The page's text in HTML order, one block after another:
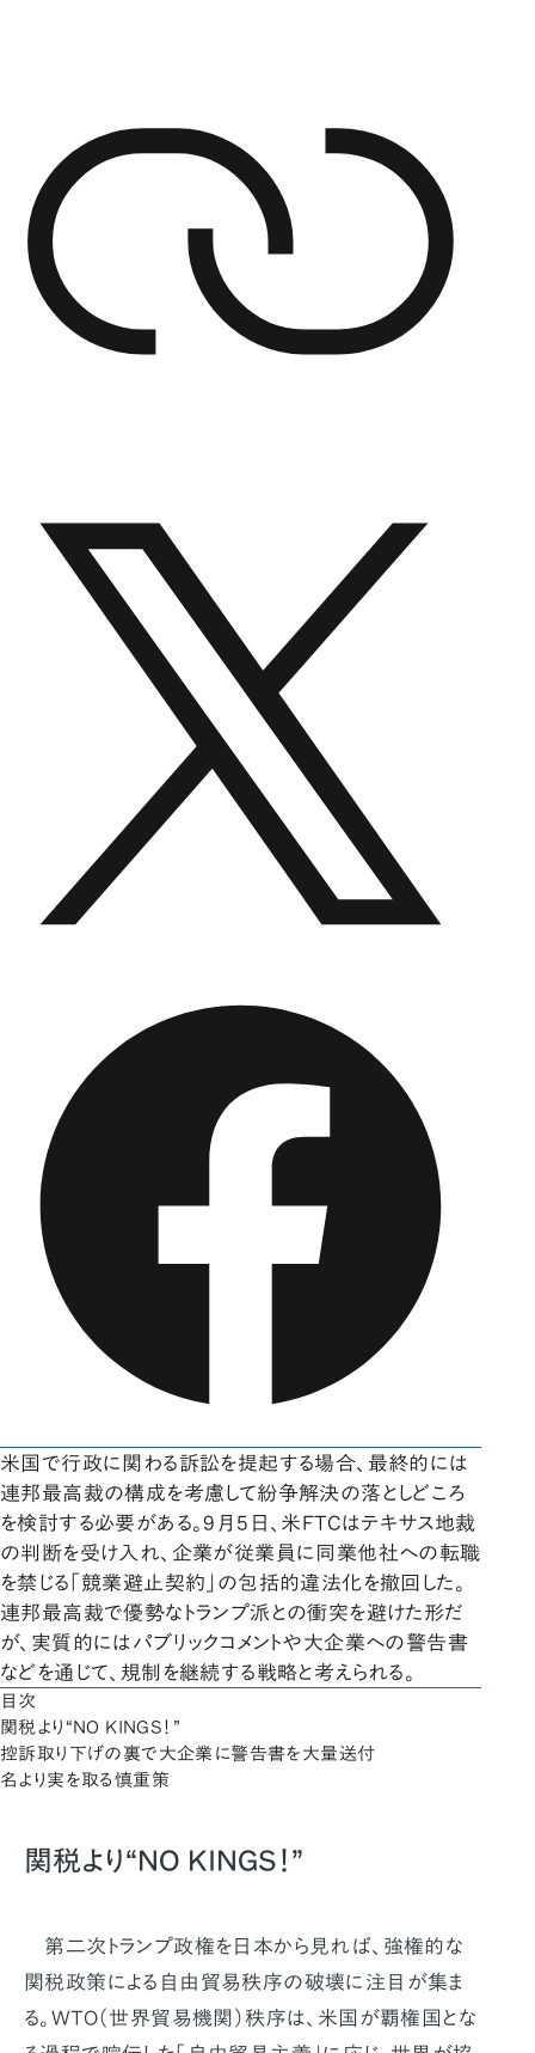
米国で行政に関わる訴訟を提起する場合、最終的には
連邦最高裁の構成を考慮して紛争解決の落としどころ
を検討する必要がある。9月5日、米FTCはテキサス地裁
の判断を受け入れ、企業が従業員に同業他社への転職
を禁じる「競業避止契約」の包括的違法化を撤回した。
連邦最高裁で優勢なトランプ派との衝突を避けた形だ
が、実質的にはパブリックコメントや大企業への警告書
などを通じて、規制を継続する戦略と考えられる。
目次
関税より“NO KINGS！”
控訴取り下げの裏で大企業に警告書を大量送付
名より実を取る慎重策
関税より“NO KINGS！”
第二次トランプ政権を日本から見れば、強権的な
関税政策による自由貿易秩序の破壊に注目が集ま
る。WTO（世界貿易機関）秩序は、米国が覇権国とな